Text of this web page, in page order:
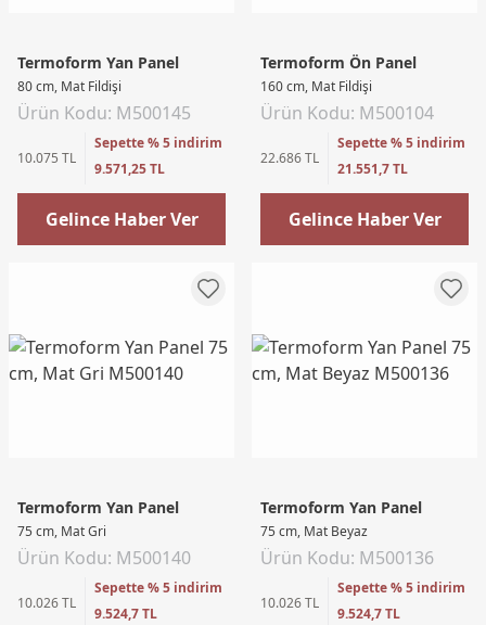
Termoform Yan Panel
80 cm, Mat Fildişi
Ürün Kodu: M500145
10.075 TL
Sepette % 5 indirim
9.571,25 TL
Gelince Haber Ver
Termoform Ön Panel
160 cm, Mat Fildişi
Ürün Kodu: M500104
22.686 TL
Sepette % 5 indirim
21.551,7 TL
Gelince Haber Ver
Termoform Yan Panel
75 cm, Mat Gri
Ürün Kodu: M500140
10.026 TL
Sepette % 5 indirim
9.524,7 TL
Termoform Yan Panel
75 cm, Mat Beyaz
Ürün Kodu: M500136
10.026 TL
Sepette % 5 indirim
9.524,7 TL